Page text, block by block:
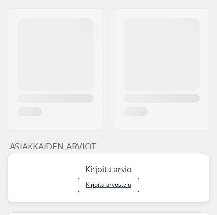
ASIAKKAIDEN ARVIOT
Kirjoita arvio
Kirjoita arvostelu